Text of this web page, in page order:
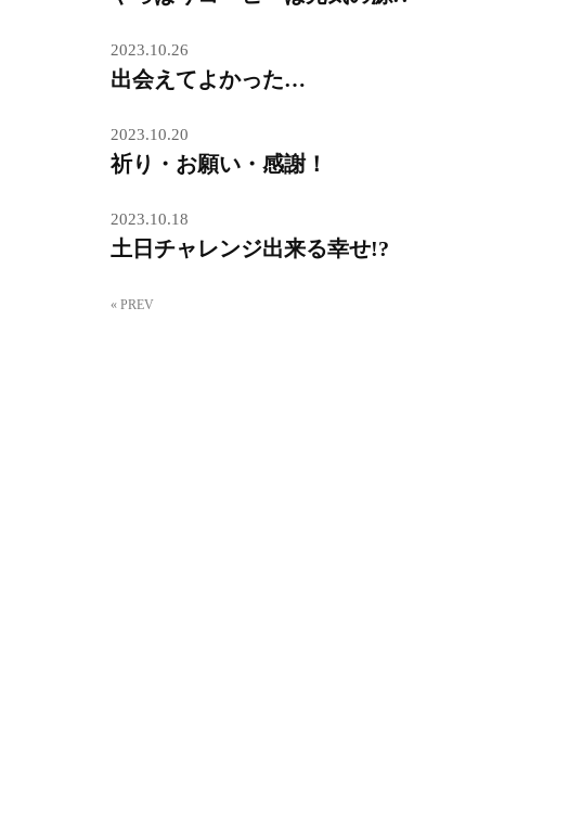
2023.10.26
出会えてよかった…
2023.10.20
祈り・お願い・感謝！
2023.10.18
土日チャレンジ出来る幸せ!?
« PREV